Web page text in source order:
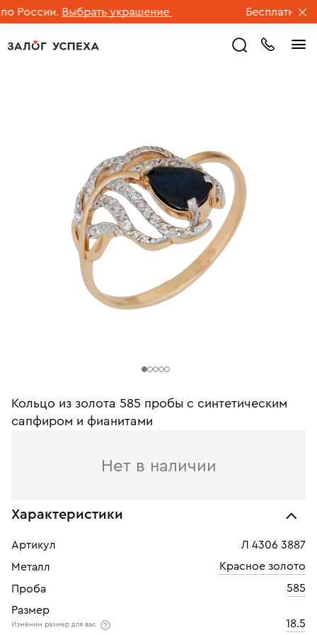
России. Выбрать украшение Бесплатная
Кольцо из золота 585 пробы c синтетическим
сапфиром и фианитами
Нет в наличии
Характеристики
Артикул
Л 4306 3887
Металл
Красное золото
Проба
585
Размер
Изменим размер для вас
18.5